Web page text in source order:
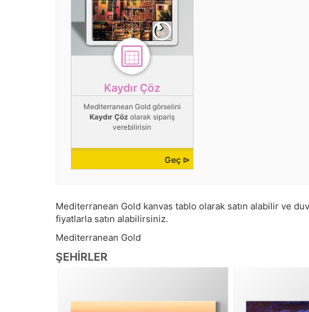
Kaydır Çöz
Mediterranean Gold görselini
Kaydır Çözolarak sipariş
verebilirisin
Geç ⊳
Mediterranean Gold kanvas tablo olarak satın alabilir ve
fiyatlarla satın alabilirsiniz.
Mediterranean Gold
ŞEHIRLER